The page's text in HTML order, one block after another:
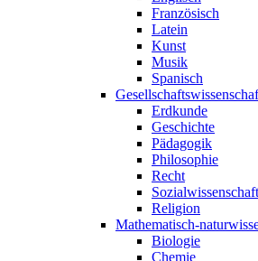
Französisch
Latein
Kunst
Musik
Spanisch
Erdkunde
Geschichte
Pädagogik
Philosophie
Recht
Religion
Mathematisch-
Biologie
Chemie